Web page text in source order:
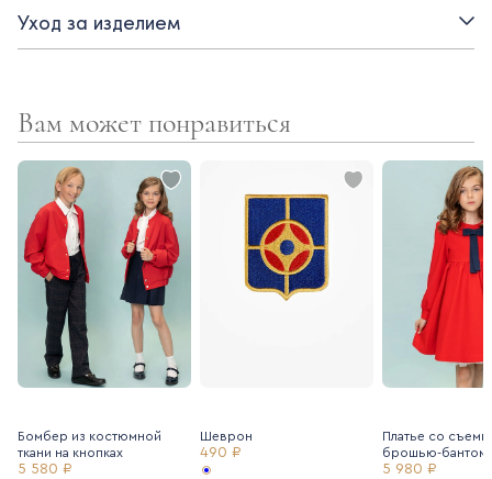
Поппинс, а также стилем британских школ, который всегда
вне времени.
- Рукав полный на манжете
- Воротник с оборкой
Уход за изделием
Вам может понравиться
Бомбер из костюмной
ткани на кнопках
5 580 ₽
Шеврон
490 ₽
Платье со
брошью-бантом
5 980 ₽